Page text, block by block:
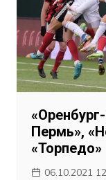
Пермь»,
«Торпедо»
06.10.2021